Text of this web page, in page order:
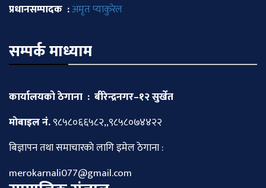
प्रधानसम्पादक :अमृत प्याकुरेल
सम्पर्क माध्याम
कार्यालयको ठेगाना : बीरेन्द्रनगर–१२ सुर्खेत
माेबाइल नं.९८५८०६६५८२,,९८५८०७४४२२
बिज्ञापन तथा समाचारकाे लागि इमेल ठेगाना :
merokarnali077@gmail.com